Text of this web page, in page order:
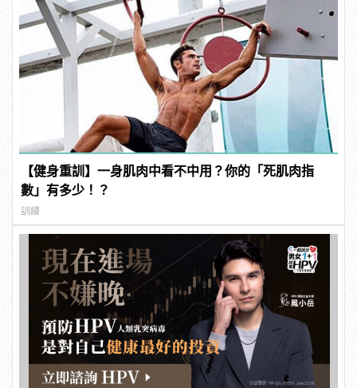
【健身重訓】一身肌肉中看不中用？你的「死肌肉指
數」有多少！？
訓練